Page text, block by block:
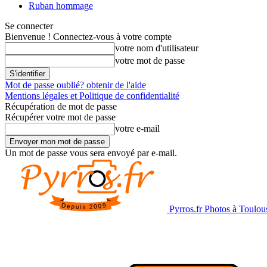
Ruban hommage
Se connecter
Bienvenue ! Connectez-vous à votre compte
votre nom d'utilisateur
votre mot de passe
Mot de passe oublié? obtenir de l'aide
Mentions légales et Politique de confidentialité
Récupération de mot de passe
Récupérer votre mot de passe
votre e-mail
Un mot de passe vous sera envoyé par e-mail.
Pyrros.fr Photos à